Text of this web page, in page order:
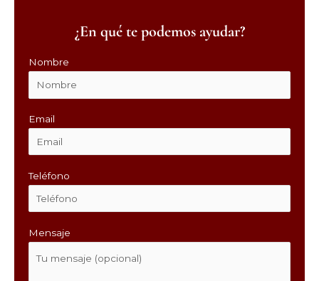
¿En qué te podemos ayudar?
Nombre
Email
Teléfono
Mensaje